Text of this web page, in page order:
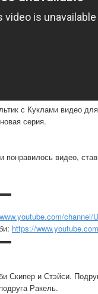
с Куклами видео
серия.
видео,
channel/
https://
Скипер и Стэйси.
Ракель.